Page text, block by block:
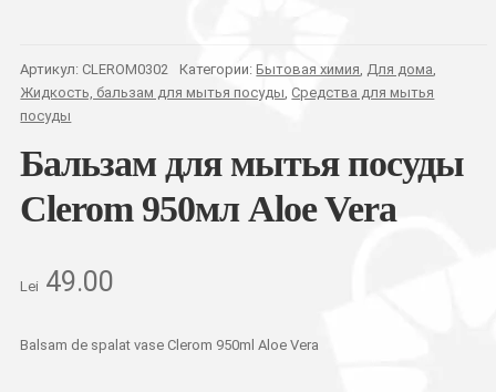
Артикул: CLEROM0302 Категории:Бытовая химия, Для дома,
Жидкость, бальзам для мытья посуды,Средства для мытья
посуды
Бальзам для мытья посуды
Clerom 950мл Aloe Vera
Lei 49.00
Balsam de spalat vase Clerom 950ml Aloe Vera